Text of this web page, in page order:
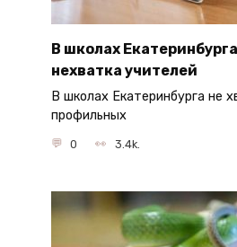
В школах
нехватка учителей
В школах Екатеринбурга не
профильных
0 3.4k.